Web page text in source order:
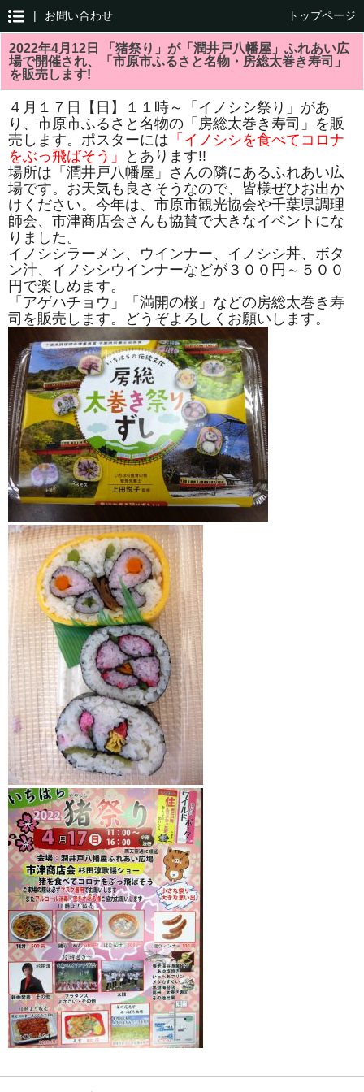
| お問い合わせ トップページ
2022年4月12日 「猪祭り」が「潤井戸八幡屋」ふれあい広
場で開催され、「市原市ふるさと名物・房総太巻き寿司」
を販売します!
４月１７日【日】１１時～「イノシシ祭り」があ
り、市原市ふるさと名物の「房総太巻き寿司」を販
売します。ポスターには 「イノシシを食べてコロナ
をぶっ飛ばそう」
とあります!!
場所は「潤井戸八幡屋」さんの隣にあるふれあい広
場です。お天気も良さそうなので、皆様ぜひお出か
けください。今年は、市原市観光協会や千葉県調理
師会、市津商店会さんも協賛で大きなイベントにな
りました。
イノシシラーメン、ウインナー、イノシシ丼、ボタ
ン汁、イノシシウインナーなどが３００円～５００
円で楽しめます。
「アゲハチョウ」「満開の桜」などの房総太巻き寿
司を販売します。どうぞよろしくお願いします。